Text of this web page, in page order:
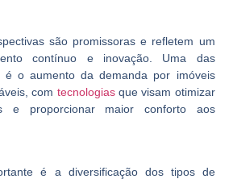
são promissoras e refletem um
contínuo e inovação. Uma das
é o aumento da demanda por imóveis
com tecnologiasque visam otimizar
e proporcionar maior conforto aos
é a diversificação dos tipos de